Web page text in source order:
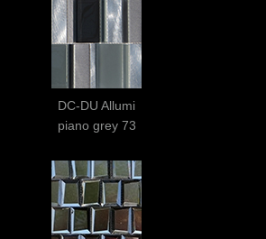
DC-DU Allumi
piano grey 73